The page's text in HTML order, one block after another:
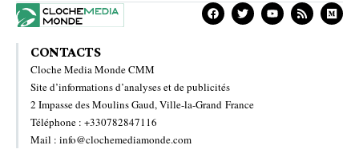
CONTACTS
Cloche Media Monde CMM
Site d’informations d’analyses et de publicités
2 Impasse des Moulins Gaud, Ville-la-Grand France
Téléphone : +330782847116
Mail : info@clochemediamonde.com